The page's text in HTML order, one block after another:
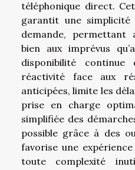
téléphonique direct.
garantit une
demande, permettant
bien aux imprévus
disponibilité
réactivité face aux
anticipées, limite les
prise en charge
simplifiée des
possible grâce à des
favorise une
toute complexité